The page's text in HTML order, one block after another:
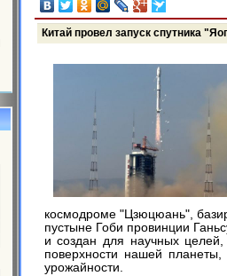
Китай провел запуск спутника
космодроме "Цзюцюань",
пустыне Гоби провинции
и создан для научных
поверхности нашей
урожайности.